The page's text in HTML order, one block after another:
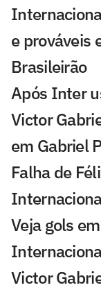
e prováveis
Brasileirão
Após Inter
Victor
em Gabriel
Falha de
Veja gols
Victor